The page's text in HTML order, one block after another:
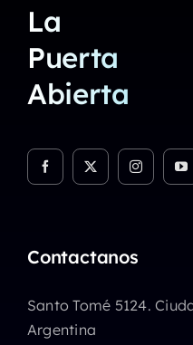
La
Puerta
Abierta
Contactanos
Santo Tomé 5124.
Argentina